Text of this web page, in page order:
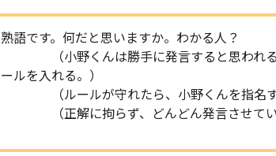
熟語です。何だと思いますか。わかる人？
（小野くんは勝手に発言すると思われる
ールを入れる。）
（ルールが守れたら、小野くんを指名す
（正解に拘らず、どんどん発言させてい